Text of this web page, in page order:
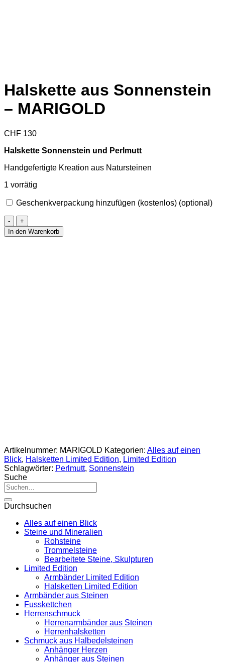
Halskette aus Sonnenstein
– MARIGOLD
CHF 130
Halskette Sonnenstein und Perlmutt
Handgefertigte Kreation aus Natursteinen
1 vorrätig
Geschenkverpackung hinzufügen (kostenlos) (optional)
Halskette
aus
Sonnenstein
In den Warenkorb
Artikelnummer: MARIGOLD Kategorien: Alles auf einen
Blick, Halsketten Limited Edition, Limited Edition
Schlagwörter: Perlmutt, Sonnenstein
Suche
Suche
nach:
Durchsuchen
Alles auf einen Blick
Steine und Mineralien
Rohsteine
Trommelsteine
Bearbeitete Steine, Skulpturen
Limited Edition
Armbänder Limited Edition
Halsketten Limited Edition
Armbänder aus Steinen
Fusskettchen
Herrenschmuck
Herrenarmbänder aus Steinen
Herrenhalsketten
Schmuck aus Halbedelsteinen
Anhänger Herzen
Anhänger aus Steinen